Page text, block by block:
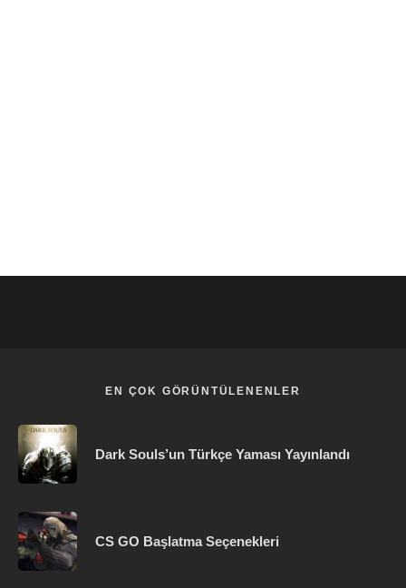
EN ÇOK GÖRÜNTÜLENENLER
Dark Souls’un Türkçe Yaması Yayınlandı
CS GO Başlatma Seçenekleri